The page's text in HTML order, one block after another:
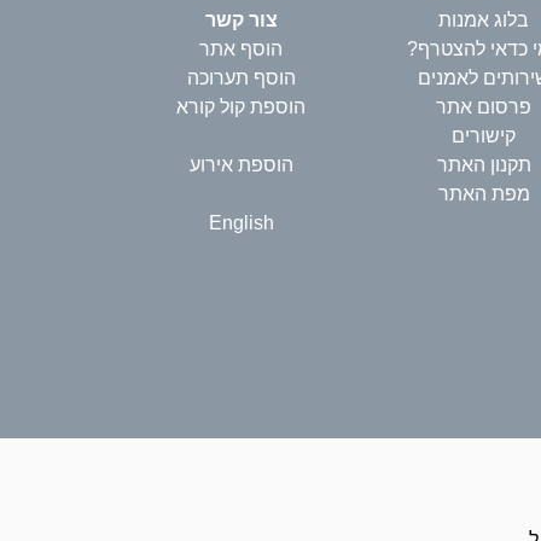
בלוג אמנות
כדאי להצטרף?
לאמנים
פרסום אתר
קישורים
תקנון האתר
מפת האתר
צור קשר
הוסף אתר
הוסף תערוכה
הוספת קול קורא
הוספת אירוע
English